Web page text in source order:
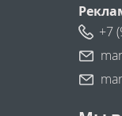
+7